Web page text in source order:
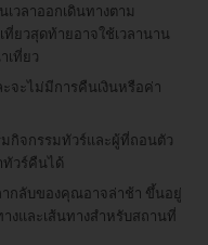
วลาออกเดินทางตาม
ยวสุดท้ายอาจใช้เวลานาน
เที่ยว
ะไม่มีการคืนเงินหรือค่า
กิจกรรมทัวร์และผู้ที่ถอนตัว
ทัวร์คืนได้
ากลับของคุณอาจล่าช้า ขึ้นอยู่
งและเส้นทางสำหรับสถานที่